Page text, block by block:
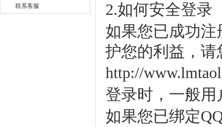
联系客服
2.如何安全登录
如果您已成功
护您的利益，
http://
登录时，一般
如果您已绑定